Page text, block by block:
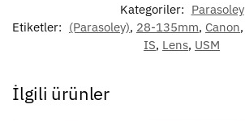
Kategoriler: Parasoley
Etiketler: (Parasoley), 28-135mm, Canon,
IS, Lens, USM
İlgili ürünler